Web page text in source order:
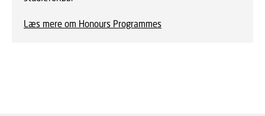
Læs mere om Honours Programmes